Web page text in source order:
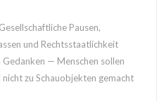
Pausen,
und Rechtsstaatlichkeit
Gedanken — Menschen sollen
zu Schauobjekten gemacht